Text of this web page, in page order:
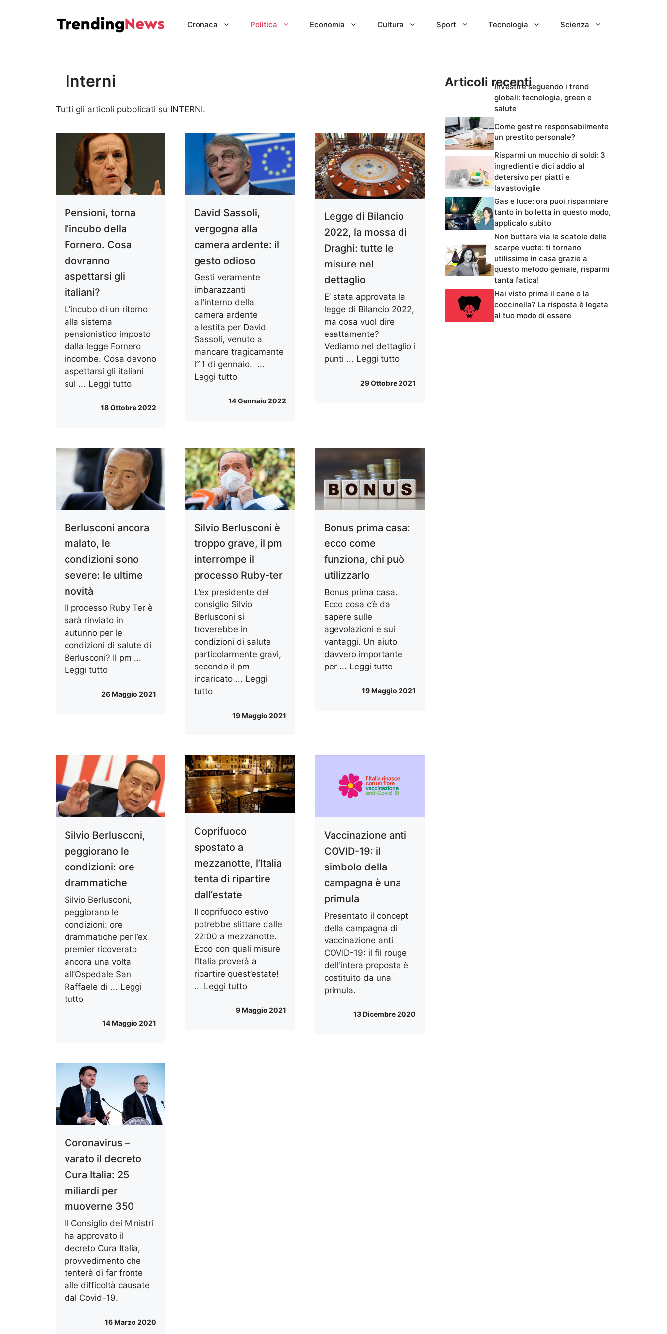
Cronaca Politica Economia Cultura Sport Tecnologia Scienza
Interni
Tutti gli articoli pubblicati su INTERNI.
Pensioni, torna
l’incubo della
Fornero. Cosa
dovranno
aspettarsi gli
italiani?
L’incubo di un ritorno
alla sistema
pensionistico imposto
dalla legge Fornero
incombe. Cosa devono
aspettarsi gli italiani
sul ... Leggi tutto
18 Ottobre 2022
David Sassoli,
vergogna alla
camera ardente: il
gesto odioso
Gesti veramente
imbarazzanti
all’interno della
camera ardente
allestita per David
Sassoli, venuto a
mancare tragicamente
l’11 di gennaio. ...
Leggi tutto
14 Gennaio 2022
Legge di Bilancio
2022, la mossa di
Draghi: tutte le
misure nel
dettaglio
E’ stata approvata la
legge di Bilancio 2022,
ma cosa vuol dire
esattamente?
Vediamo nel dettaglio i
punti ... Leggi tutto
29 Ottobre 2021
Berlusconi ancora
malato, le
condizioni sono
severe: le ultime
novità
Il processo Ruby Ter è
sarà rinviato in
autunno per le
condizioni di salute di
Berlusconi? Il pm ...
Leggi tutto
26 Maggio 2021
Silvio Berlusconi è
troppo grave, il pm
interrompe il
processo Ruby-ter
L’ex presidente del
consiglio Silvio
Berlusconi si
troverebbe in
condizioni di salute
particolarmente gravi,
secondo il pm
incaricato ... Leggi
tutto
19 Maggio 2021
Bonus prima casa:
ecco come
funziona, chi può
utilizzarlo
Bonus prima casa.
Ecco cosa c’è da
sapere sulle
agevolazioni e sui
vantaggi. Un aiuto
davvero importante
per ... Leggi tutto
19 Maggio 2021
Silvio Berlusconi,
peggiorano le
condizioni: ore
drammatiche
Silvio Berlusconi,
peggiorano le
condizioni: ore
drammatiche per l’ex
premier ricoverato
ancora una volta
all’Ospedale San
Raffaele di ... Leggi
tutto
14 Maggio 2021
Coprifuoco
spostato a
mezzanotte, l’Italia
tenta di ripartire
dall’estate
Il coprifuoco estivo
potrebbe slittare dalle
22:00 a mezzanotte.
Ecco con quali misure
l’Italia proverà a
ripartire quest’estate!
... Leggi tutto
9 Maggio 2021
Vaccinazione anti
COVID-19: il
simbolo della
campagna è una
primula
Presentato il concept
della campagna di
vaccinazione anti
COVID-19: il fil rouge
dell'intera proposta è
costituito da una
primula.
13 Dicembre 2020
Coronavirus –
varato il decreto
Cura Italia: 25
miliardi per
muoverne 350
Il Consiglio dei Ministri
ha approvato il
decreto Cura Italia,
provvedimento che
tenterà di far fronte
alle difficoltà causate
dal Covid-19.
16 Marzo 2020
Articoli recentiInvestire seguendo i trend
globali: tecnologia, green e
salute
Come gestire responsabilmente
un prestito personale?
Risparmi un mucchio di soldi: 3
ingredienti e dici addio al
detersivo per piatti e
lavastoviglie
Gas e luce: ora puoi risparmiare
tanto in bolletta in questo modo,
applicalo subito
Non buttare via le scatole delle
scarpe vuote: ti tornano
utilissime in casa grazie a
questo metodo geniale, risparmi
tanta fatica!
Hai visto prima il cane o la
coccinella? La risposta è legata
al tuo modo di essere